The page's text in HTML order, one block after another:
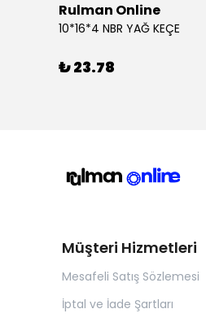
Rulman Online
10*16*4 NBR YAĞ KEÇE
₺ 23.78
Müşteri Hizmetleri
Mesafeli Satış Sözlemesi
İptal ve İade Şartları